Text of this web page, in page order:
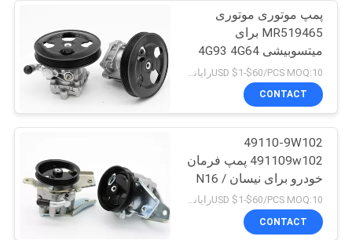
پمپ موتوری موتوری
MR519465 برای
میتسوبیشی 4G93 4G64
N84W Space Wagon
CONTACT
49110-9W102
491109w102 پمپ فرمان
خودرو برای نیسان N16 /
T30Q / R250
USD $1-$60/PCS MOQ:10رایانه های شخصی
CONTACT